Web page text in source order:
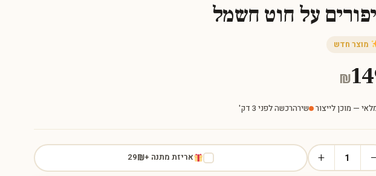
על חוט חשמל
מוצר חדש
₪
— מוכן לייצור· שירהרכשה לפני 3 דק'
−
1
+ אריזת מתנה +₪
29